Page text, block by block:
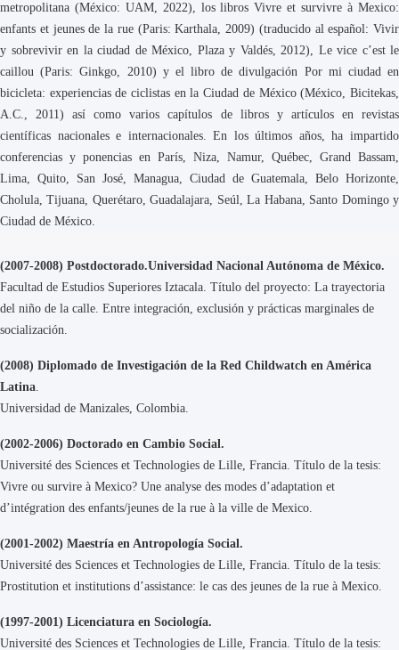
metropolitana (México: UAM, 2022), los libros Vivre et survivre à Mexico:
enfants et jeunes de la rue (Paris: Karthala, 2009) (traducido al español: Vivir
y sobrevivir en la ciudad de México, Plaza y Valdés, 2012), Le vice c’est le
caillou (Paris: Ginkgo, 2010) y el libro de divulgación Por mi ciudad en
bicicleta: experiencias de ciclistas en la Ciudad de México (México, Bicitekas,
A.C., 2011) así como varios capítulos de libros y artículos en revistas
científicas nacionales e internacionales. En los últimos años, ha impartido
conferencias y ponencias en París, Niza, Namur, Québec, Grand Bassam,
Lima, Quito, San José, Managua, Ciudad de Guatemala, Belo Horizonte,
Cholula, Tijuana, Querétaro, Guadalajara, Seúl, La Habana, Santo Domingo y
Ciudad de México.
(2007-2008) Postdoctorado.Universidad Nacional Autónoma de México.
Facultad de Estudios Superiores Iztacala. Título del proyecto: La trayectoria
del niño de la calle. Entre integración, exclusión y prácticas marginales de
socialización.
(2008) Diplomado de Investigación de la Red Childwatch en América
Latina.
Universidad de Manizales, Colombia.
(2002-2006) Doctorado en Cambio Social.
Université des Sciences et Technologies de Lille, Francia. Título de la tesis:
Vivre ou survire à Mexico? Une analyse des modes d’adaptation et
d’intégration des enfants/jeunes de la rue à la ville de Mexico.
(2001-2002) Maestría en Antropología Social.
Université des Sciences et Technologies de Lille, Francia. Título de la tesis:
Prostitution et institutions d’assistance: le cas des jeunes de la rue à Mexico.
(1997-2001) Licenciatura en Sociología.
Université des Sciences et Technologies de Lille, Francia. Título de la tesis: